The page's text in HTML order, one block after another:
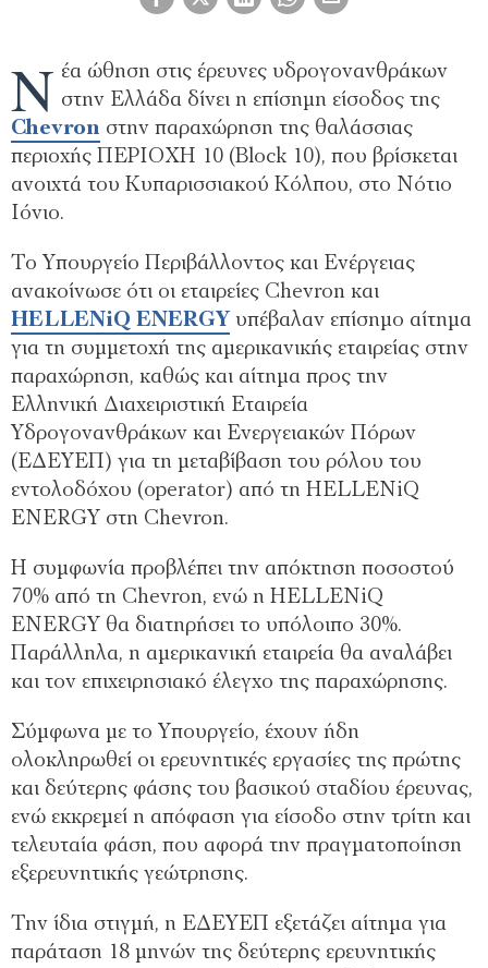
Ν έα ώθηση στις έρευνες υδρογονανθράκων
στην Ελλάδα δίνει η επίσημη είσοδος της
Chevron στην παραχώρηση της θαλάσσιας
περιοχής ΠΕΡΙΟΧΗ 10 (Block 10), που βρίσκεται
ανοιχτά του Κυπαρισσιακού Κόλπου, στο Νότιο
Ιόνιο.
Το Υπουργείο Περιβάλλοντος και Ενέργειας
ανακοίνωσε ότι οι εταιρείες Chevron και
HELLENiQ ENERGY υπέβαλαν επίσημο αίτημα
για τη συμμετοχή της αμερικανικής εταιρείας στην
παραχώρηση, καθώς και αίτημα προς την
Ελληνική Διαχειριστική Εταιρεία
Υδρογονανθράκων και Ενεργειακών Πόρων
(ΕΔΕΥΕΠ) για τη μεταβίβαση του ρόλου του
εντολοδόχου (operator) από τη HELLENiQ
ENERGY στη Chevron.
Η συμφωνία προβλέπει την απόκτηση ποσοστού
70% από τη Chevron, ενώ η HELLENiQ
ENERGY θα διατηρήσει το υπόλοιπο 30%.
Παράλληλα, η αμερικανική εταιρεία θα αναλάβει
και τον επιχειρησιακό έλεγχο της παραχώρησης.
Σύμφωνα με το Υπουργείο, έχουν ήδη
ολοκληρωθεί οι ερευνητικές εργασίες της πρώτης
και δεύτερης φάσης του βασικού σταδίου έρευνας,
ενώ εκκρεμεί η απόφαση για είσοδο στην τρίτη και
τελευταία φάση, που αφορά την πραγματοποίηση
εξερευνητικής γεώτρησης.
Την ίδια στιγμή, η ΕΔΕΥΕΠ εξετάζει αίτημα για
παράταση 18 μηνών της δεύτερης ερευνητικής